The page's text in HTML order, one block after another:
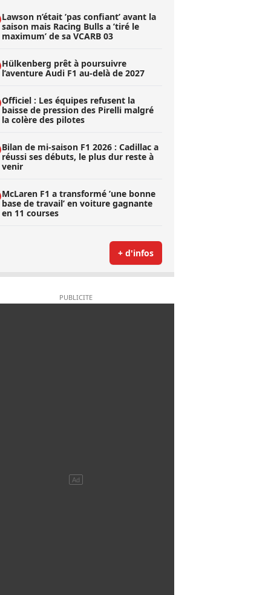
Lawson n’était ’pas confiant’ avant la
saison mais Racing Bulls a ’tiré le
maximum’ de sa VCARB 03
Hülkenberg prêt à poursuivre
l’aventure Audi F1 au-delà de 2027
Officiel : Les équipes refusent la
baisse de pression des Pirelli malgré
la colère des pilotes
Bilan de mi-saison F1 2026 : Cadillac a
réussi ses débuts, le plus dur reste à
venir
McLaren F1 a transformé ’une bonne
base de travail’ en voiture gagnante
en 11 courses
+ d'infos